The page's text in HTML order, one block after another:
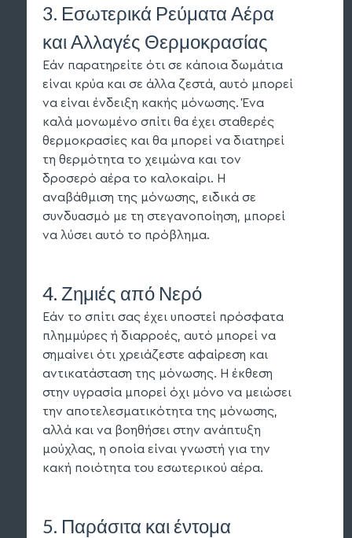
3. Εσωτερικά Ρεύματα Αέρα
και Αλλαγές Θερμοκρασίας
Εάν παρατηρείτε ότι σε κάποια δωμάτια
είναι κρύα και σε άλλα ζεστά, αυτό μπορεί
να είναι ένδειξη κακής μόνωσης. Ένα
καλά μονωμένο σπίτι θα έχει σταθερές
θερμοκρασίες και θα μπορεί να διατηρεί
τη θερμότητα το χειμώνα και τον
δροσερό αέρα το καλοκαίρι. Η
αναβάθμιση της μόνωσης, ειδικά σε
συνδυασμό με τη στεγανοποίηση, μπορεί
να λύσει αυτό το πρόβλημα.
4. Ζημιές από Νερό
Εάν το σπίτι σας έχει υποστεί πρόσφατα
πλημμύρες ή διαρροές, αυτό μπορεί να
σημαίνει ότι χρειάζεστε αφαίρεση και
αντικατάσταση της μόνωσης. Η έκθεση
στην υγρασία μπορεί όχι μόνο να μειώσει
την αποτελεσματικότητα της μόνωσης,
αλλά και να βοηθήσει στην ανάπτυξη
μούχλας, η οποία είναι γνωστή για την
κακή ποιότητα του εσωτερικού αέρα.
5. Παράσιτα και έντομα